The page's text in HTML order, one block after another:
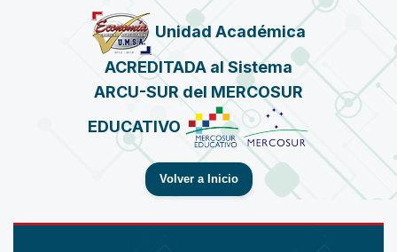
Unidad Académica
ACREDITADA al Sistema
ARCU-SUR del MERCOSUR
EDUCATIVO
Volver a Inicio